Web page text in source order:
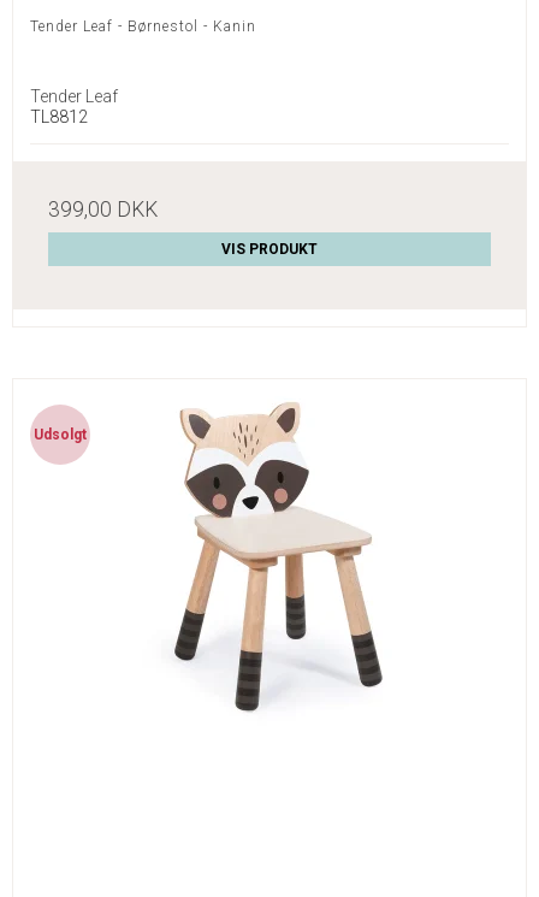
Tender Leaf - Børnestol - Kanin
Tender Leaf
TL8812
399,00 DKK
VIS PRODUKT
Udsolgt